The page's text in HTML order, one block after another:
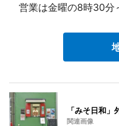
営業は金曜の8時30分
「みそ日和」
関連画像